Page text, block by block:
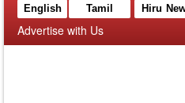
English Tamil Hiru
Advertise with Us